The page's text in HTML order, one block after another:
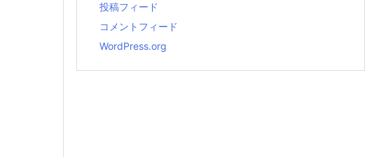
投稿フィード
コメントフィード
WordPress.org